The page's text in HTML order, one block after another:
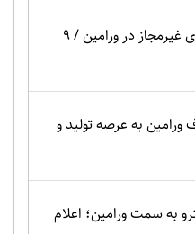
پلمپ دو عطاری غیرمجاز در ورامین / ۹
ورامین به عرصه تولید و
به سمت ورامین؛ اعلام